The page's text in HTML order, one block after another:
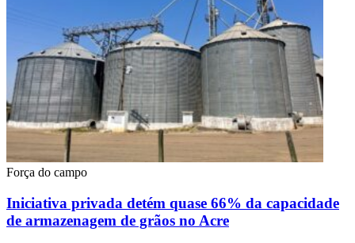
Força do campo
Iniciativa privada detém quase 66% da capacidade
de armazenagem de grãos no Acre